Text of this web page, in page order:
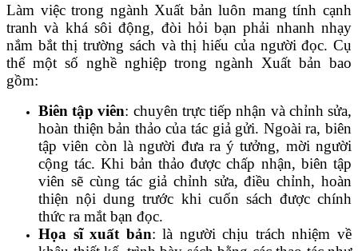
Làm việc trong ngành Xuất bản luôn mang tính cạnh
tranh và khá sôi động, đòi hỏi bạn phải nhanh nhạy
nắm bắt thị trường sách và thị hiếu của người đọc. Cụ
thể một số nghề nghiệp trong ngành Xuất bản bao
gồm:
Biên tập viên: chuyên trực tiếp nhận và chỉnh sửa,
hoàn thiện bản thảo của tác giả gửi. Ngoài ra, biên
tập viên còn là người đưa ra ý tưởng, mời người
cộng tác. Khi bản thảo được chấp nhận, biên tập
viên sẽ cùng tác giả chỉnh sửa, điều chỉnh, hoàn
thiện nội dung trước khi cuốn sách được chính
thức ra mắt bạn đọc.
Họa sĩ xuất bản: là người chịu trách nhiệm về